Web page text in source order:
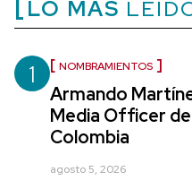
LO MÁS
1 NOMBRAMIENTOS
Armando
Media Officer
Colombia
agosto 5, 2026